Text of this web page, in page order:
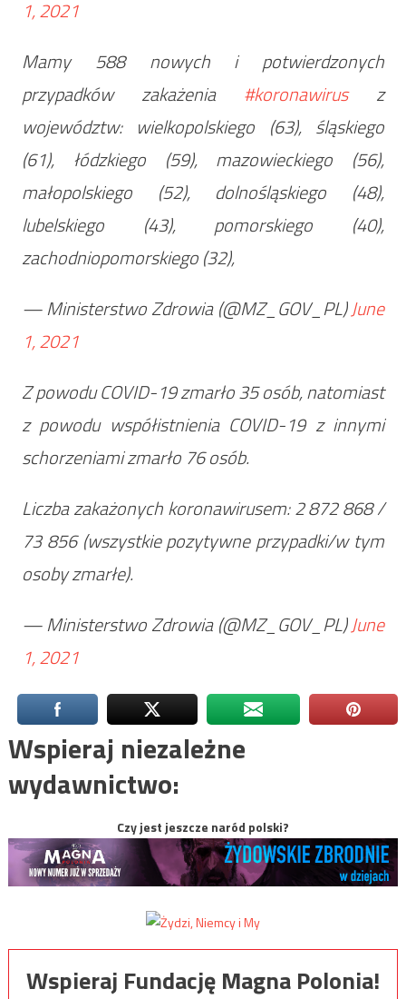
1, 2021
Mamy 588 nowych i potwierdzonych
przypadków zakażenia #koronawirusz
województw: wielkopolskiego (63), śląskiego
(61), łódzkiego (59), mazowieckiego (56),
małopolskiego (52), dolnośląskiego (48),
lubelskiego (43), pomorskiego (40),
zachodniopomorskiego (32),
— Ministerstwo Zdrowia (@MZ_GOV_PL)June
1, 2021
Z powodu COVID-19 zmarło 35 osób, natomiast
z powodu współistnienia COVID-19 z innymi
schorzeniami zmarło 76 osób.
Liczba zakażonych koronawirusem: 2 872 868 /
73 856 (wszystkie pozytywne przypadki/w tym
osoby zmarłe).
— Ministerstwo Zdrowia (@MZ_GOV_PL)June
1, 2021
Wspieraj niezależne
wydawnictwo:
Czy jest jeszcze naród polski?
Wspieraj Fundację Magna Polonia!